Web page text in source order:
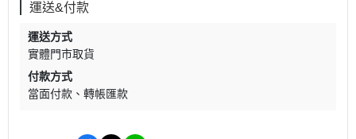
運送&付款
運送方式
實體門市取貨
付款方式
當面付款
轉帳匯款